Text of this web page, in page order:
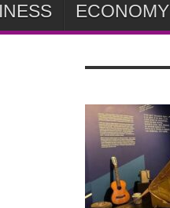
ECONOMY